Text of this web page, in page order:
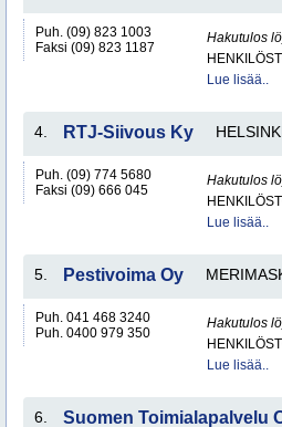
Puh. (09) 823 1003
Faksi (09) 823 1187
Hakutulos
Lue lisää..
4. RTJ-Siivous Ky
Puh. (09) 774 5680
Faksi (09) 666 045
Hakutulos
Lue lisää..
5. Pestivoima Oy
Puh. 041 468 3240
Puh. 0400 979 350
Hakutulos
Lue lisää..
6. Suomen Toimialapalvelu